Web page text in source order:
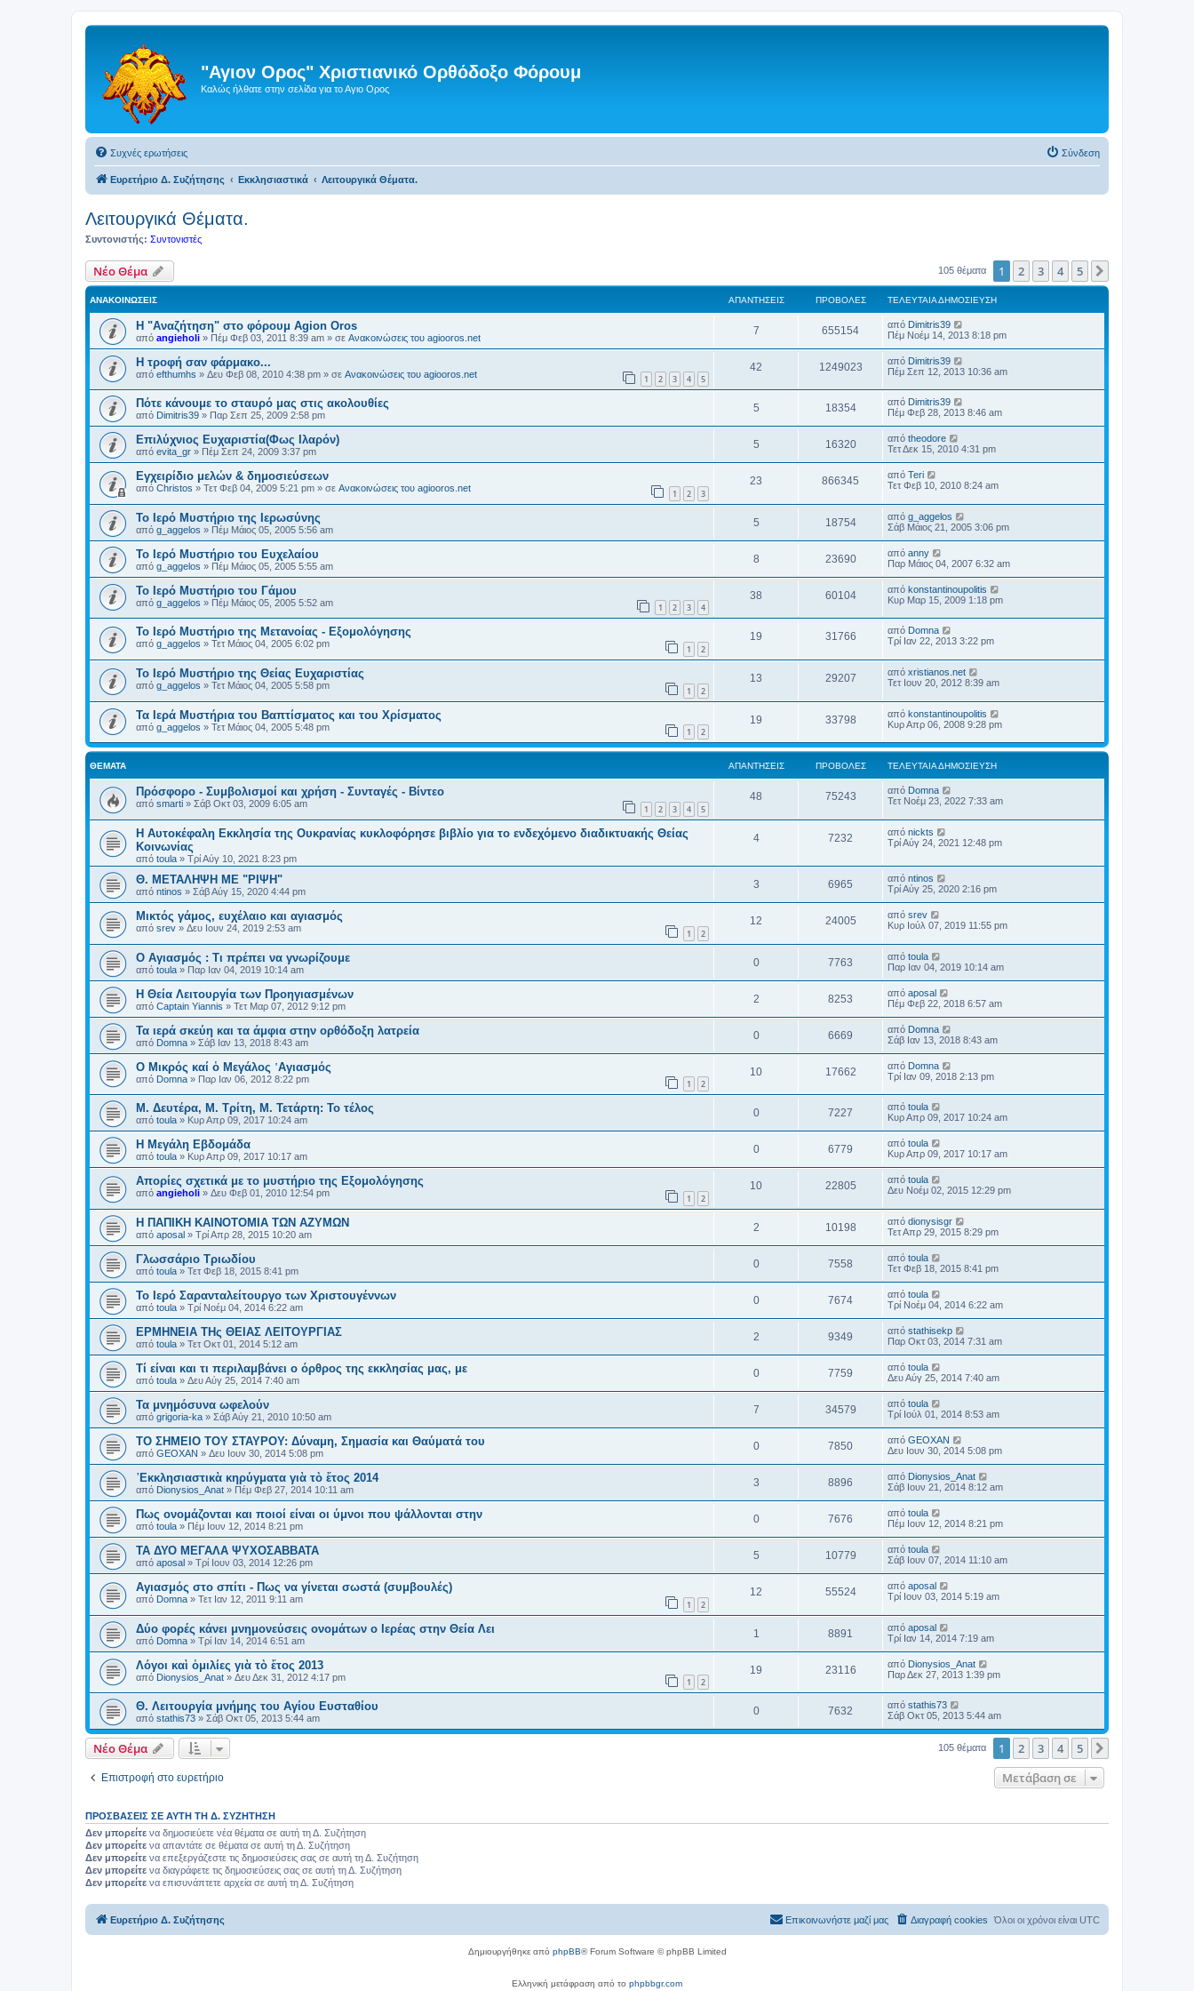
"Αγιον Ορος" Χριστιανικό Ορθόδοξο Φόρουμ
Καλώς ήλθατε στην σελίδα για το Αγιο Ορος
Συχνές ερωτήσεις Σύνδεση
Ευρετήριο Δ. Συζήτησης Εκκλησιαστικά Λειτουργικά Θέματα.
Λειτουργικά Θέματα.
Συντονιστής: Συντονιστές
Νέο Θέμα 105 θέματα 1 2 3 4 5
ΑΝΑΚΟΙΝΏΣΕΙΣ ΑΠΑΝΤΉΣΕΙΣ ΠΡΟΒΟΛΈΣ ΤΕΛΕΥΤΑΊΑ ΔΗΜΟΣΊΕΥΣΗ
Η "Αναζήτηση" στο φόρουμ Agion Oros
από angieholi » Πέμ Φεβ 03, 2011 8:39 am » σε Ανακοινώσεις του agiooros.net
7 655154 από Dimitris39
Πέμ Νοέμ 14, 2013 8:18 pm
H τροφή σαν φάρμακο...
από efthumhs » Δευ Φεβ 08, 2010 4:38 pm » σε Ανακοινώσεις του agiooros.net 1 2 3 4 5
42 1249023 από Dimitris39
Πέμ Σεπ 12, 2013 10:36 am
Πότε κάνουμε το σταυρό μας στις ακολουθίες
από Dimitris39 » Παρ Σεπ 25, 2009 2:58 pm
5 18354 από Dimitris39
Πέμ Φεβ 28, 2013 8:46 am
Επιλύχνιος Ευχαριστία(Φως Ιλαρόν)
από evita_gr » Πέμ Σεπ 24, 2009 3:37 pm
5 16320 από theodore
Τετ Δεκ 15, 2010 4:31 pm
Εγχειρίδιο μελών & δημοσιεύσεων
από Christos » Τετ Φεβ 04, 2009 5:21 pm » σε Ανακοινώσεις του agiooros.net 1 2 3
23 866345 από Teri
Τετ Φεβ 10, 2010 8:24 am
Το Ιερό Μυστήριο της Ιερωσύνης
από g_aggelos » Πέμ Μάιος 05, 2005 5:56 am
5 18754 από g_aggelos
Σάβ Μάιος 21, 2005 3:06 pm
Το Ιερό Μυστήριο του Ευχελαίου
από g_aggelos » Πέμ Μάιος 05, 2005 5:55 am
8 23690 από anny
Παρ Μάιος 04, 2007 6:32 am
Το Ιερό Μυστήριο του Γάμου
από g_aggelos » Πέμ Μάιος 05, 2005 5:52 am 1 2 3 4
38 60104 από konstantinoupolitis
Κυρ Μαρ 15, 2009 1:18 pm
Το Ιερό Μυστήριο της Μετανοίας - Εξομολόγησης
από g_aggelos » Τετ Μάιος 04, 2005 6:02 pm 1 2
19 31766 από Domna
Τρί Ιαν 22, 2013 3:22 pm
Το Ιερό Μυστήριο της Θείας Ευχαριστίας
από g_aggelos » Τετ Μάιος 04, 2005 5:58 pm 1 2
13 29207 από xristianos.net
Τετ Ιουν 20, 2012 8:39 am
Τα Ιερά Μυστήρια του Βαπτίσματος και του Χρίσματος
από g_aggelos » Τετ Μάιος 04, 2005 5:48 pm 1 2
19 33798 από konstantinoupolitis
Κυρ Απρ 06, 2008 9:28 pm
ΘΈΜΑΤΑ ΑΠΑΝΤΉΣΕΙΣ ΠΡΟΒΟΛΈΣ ΤΕΛΕΥΤΑΊΑ ΔΗΜΟΣΊΕΥΣΗ
Πρόσφορο - Συμβολισμοί και χρήση - Συνταγές - Βίντεο
από smarti » Σάβ Οκτ 03, 2009 6:05 am 1 2 3 4 5
48 75243 από Domna
Τετ Νοέμ 23, 2022 7:33 am
Η Αυτοκέφαλη Eκκλησία της Ουκρανίας κυκλοφόρησε βιβλίο για το ενδεχόμενο διαδικτυακής Θείας
Κοινωνίας
από toula » Τρί Αύγ 10, 2021 8:23 pm
4 7232 από nickts
Τρί Αύγ 24, 2021 12:48 pm
Θ. ΜΕΤΑΛΗΨΗ ΜΕ "ΡΙΨΗ"
από ntinos » Σάβ Αύγ 15, 2020 4:44 pm
3 6965 από ntinos
Τρί Αύγ 25, 2020 2:16 pm
Μικτός γάμος, ευχέλαιο και αγιασμός
από srev » Δευ Ιουν 24, 2019 2:53 am 1 2
12 24005 από srev
Κυρ Ιούλ 07, 2019 11:55 pm
Ο Αγιασμός : Τι πρέπει να γνωρίζουμε
από toula » Παρ Ιαν 04, 2019 10:14 am
0 7763 από toula
Παρ Ιαν 04, 2019 10:14 am
Η Θεία Λειτουργία των Προηγιασμένων
από Captain Yiannis » Τετ Μαρ 07, 2012 9:12 pm
2 8253 από aposal
Πέμ Φεβ 22, 2018 6:57 am
Τα ιερά σκεύη και τα άμφια στην ορθόδοξη λατρεία
από Domna » Σάβ Ιαν 13, 2018 8:43 am
0 6669 από Domna
Σάβ Ιαν 13, 2018 8:43 am
Ο Μικρός καί ὁ Μεγάλος ῾Αγιασμός
από Domna » Παρ Ιαν 06, 2012 8:22 pm 1 2
10 17662 από Domna
Τρί Ιαν 09, 2018 2:13 pm
Μ. Δευτέρα, Μ. Τρίτη, Μ. Τετάρτη: Το τέλος
από toula » Κυρ Απρ 09, 2017 10:24 am
0 7227 από toula
Κυρ Απρ 09, 2017 10:24 am
Η Μεγάλη Εβδομάδα
από toula » Κυρ Απρ 09, 2017 10:17 am
0 6779 από toula
Κυρ Απρ 09, 2017 10:17 am
Απορίες σχετικά με το μυστήριο της Εξομολόγησης
από angieholi » Δευ Φεβ 01, 2010 12:54 pm 1 2
10 22805 από toula
Δευ Νοέμ 02, 2015 12:29 pm
Η ΠΑΠΙΚΗ ΚΑΙΝΟΤΟΜΙΑ ΤΩΝ ΑΖΥΜΩΝ
από aposal » Τρί Απρ 28, 2015 10:20 am
2 10198 από dionysisgr
Τετ Απρ 29, 2015 8:29 pm
Γλωσσάριο Τριωδίου
από toula » Τετ Φεβ 18, 2015 8:41 pm
0 7558 από toula
Τετ Φεβ 18, 2015 8:41 pm
Το Ιερό Σαρανταλείτουργο των Χριστουγέννων
από toula » Τρί Νοέμ 04, 2014 6:22 am
0 7674 από toula
Τρί Νοέμ 04, 2014 6:22 am
ΕΡΜΗΝΕΙΑ ΤΗς ΘΕΙΑΣ ΛΕΙΤΟΥΡΓΙΑΣ
από toula » Τετ Οκτ 01, 2014 5:12 am
2 9349 από stathisekp
Παρ Οκτ 03, 2014 7:31 am
Τί είναι και τι περιλαμβάνει ο όρθρος της εκκλησίας μας, με
από toula » Δευ Αύγ 25, 2014 7:40 am
0 7759 από toula
Δευ Αύγ 25, 2014 7:40 am
Τα μνημόσυνα ωφελούν
από grigoria-ka » Σάβ Αύγ 21, 2010 10:50 am
7 34579 από toula
Τρί Ιούλ 01, 2014 8:53 am
ΤΟ ΣΗΜΕΙΟ TOY ΣΤΑΥΡΟΥ: Δύναμη, Σημασία και Θαύματά του
από GEOXAN » Δευ Ιουν 30, 2014 5:08 pm
0 7850 από GEOXAN
Δευ Ιουν 30, 2014 5:08 pm
᾿Εκκλησιαστικὰ κηρύγματα γιὰ τὸ ἔτος 2014
από Dionysios_Anat » Πέμ Φεβ 27, 2014 10:11 am
3 8896 από Dionysios_Anat
Σάβ Ιουν 21, 2014 8:12 am
Πως ονομάζονται και ποιοί είναι οι ύμνοι που ψάλλονται στην
από toula » Πέμ Ιουν 12, 2014 8:21 pm
0 7676 από toula
Πέμ Ιουν 12, 2014 8:21 pm
ΤΑ ΔΥΟ ΜΕΓΑΛΑ ΨΥΧΟΣΑΒΒΑΤΑ
από aposal » Τρί Ιουν 03, 2014 12:26 pm
5 10779 από toula
Σάβ Ιουν 07, 2014 11:10 am
Αγιασμός στο σπίτι - Πως να γίνεται σωστά (συμβουλές)
από Domna » Τετ Ιαν 12, 2011 9:11 am 1 2
12 55524 από aposal
Τρί Ιουν 03, 2014 5:19 am
Δύο φορές κάνει μνημονεύσεις ονομάτων ο Ιερέας στην Θεία Λει
από Domna » Τρί Ιαν 14, 2014 6:51 am
1 8891 από aposal
Τρί Ιαν 14, 2014 7:19 am
Λόγοι καὶ ὁμιλίες γιὰ τὸ ἔτος 2013
από Dionysios_Anat » Δευ Δεκ 31, 2012 4:17 pm 1 2
19 23116 από Dionysios_Anat
Παρ Δεκ 27, 2013 1:39 pm
Θ. Λειτουργία μνήμης του Αγίου Ευσταθίου
από stathis73 » Σάβ Οκτ 05, 2013 5:44 am
0 7632 από stathis73
Σάβ Οκτ 05, 2013 5:44 am
Νέο Θέμα 105 θέματα 1 2 3 4 5
Επιστροφή στο ευρετήριο Μετάβαση σε
ΠΡΟΣΒΆΣΕΙΣ ΣΕ ΑΥΤΉ ΤΗ Δ. ΣΥΖΉΤΗΣΗ
Δεν μπορείτε να δημοσιεύετε νέα θέματα σε αυτή τη Δ. Συζήτηση
Δεν μπορείτε να απαντάτε σε θέματα σε αυτή τη Δ. Συζήτηση
Δεν μπορείτε να επεξεργάζεστε τις δημοσιεύσεις σας σε αυτή τη Δ. Συζήτηση
Δεν μπορείτε να διαγράφετε τις δημοσιεύσεις σας σε αυτή τη Δ. Συζήτηση
Δεν μπορείτε να επισυνάπτετε αρχεία σε αυτή τη Δ. Συζήτηση
Ευρετήριο Δ. Συζήτησης Όλοι οι χρόνοι είναι UTC
Διαγραφή cookies
Επικοινωνήστε μαζί μας
Δημιουργήθηκε από phpBB® Forum Software © phpBB Limited
Ελληνική μετάφραση από το phpbbgr.com